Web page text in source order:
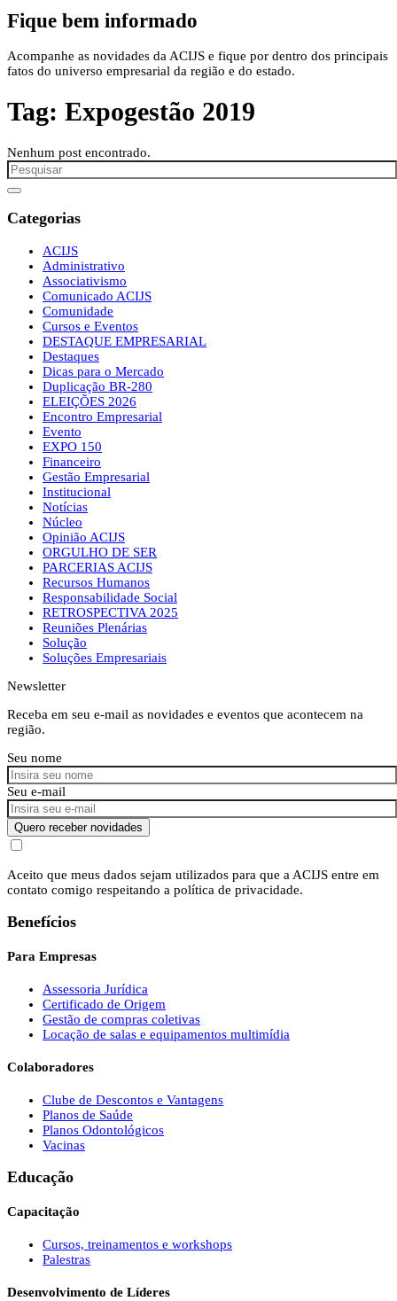
Fique bem informado
Acompanhe as novidades da ACIJS e fique por dentro dos principais
fatos do universo empresarial da região e do estado.
Tag: Expogestão 2019
Nenhum post encontrado.
Categorias
ACIJS
Administrativo
Associativismo
Comunicado ACIJS
Comunidade
Cursos e Eventos
DESTAQUE EMPRESARIAL
Destaques
Dicas para o Mercado
Duplicação BR-280
ELEIÇÕES 2026
Encontro Empresarial
Evento
EXPO 150
Financeiro
Gestão Empresarial
Institucional
Notícias
Núcleo
Opinião ACIJS
ORGULHO DE SER
PARCERIAS ACIJS
Recursos Humanos
Responsabilidade Social
RETROSPECTIVA 2025
Reuniões Plenárias
Solução
Soluções Empresariais
Newsletter
Receba em seu e-mail as novidades e eventos que acontecem na
região.
Seu nome
Seu e-mail
Quero receber novidades
Aceito que meus dados sejam utilizados para que a ACIJS entre em
contato comigo respeitando a política de privacidade.
Benefícios
Para Empresas
Assessoria Jurídica
Certificado de Origem
Gestão de compras coletivas
Locação de salas e equipamentos multimídia
Colaboradores
Clube de Descontos e Vantagens
Planos de Saúde
Planos Odontológicos
Vacinas
Educação
Capacitação
Cursos, treinamentos e workshops
Palestras
Desenvolvimento de Líderes